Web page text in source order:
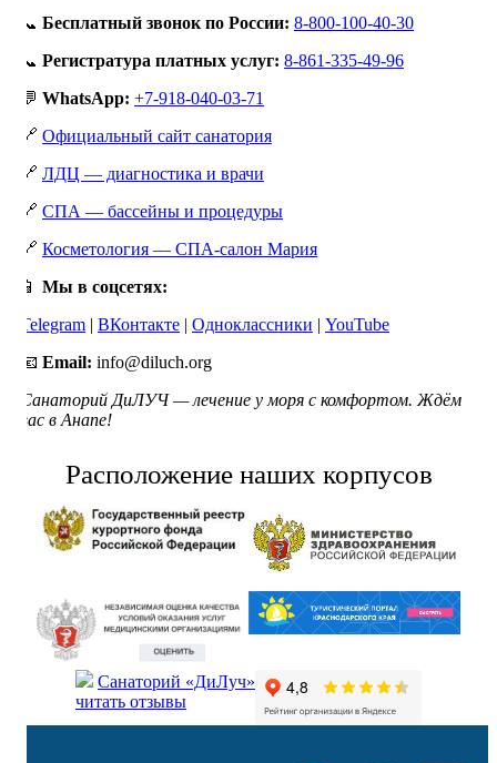
📞 Бесплатный звонок по России: 8-800-100-40-30
📞 Регистратура платных услуг: 8-861-335-49-96
💬 WhatsApp: +7-918-040-03-71
🔗 Официальный сайт санатория
🔗 ЛДЦ — диагностика и врачи
🔗 СПА — бассейны и процедуры
🔗 Косметология — СПА-салон Мария
📱 Мы в соцсетях:
Telegram | ВКонтакте | Одноклассники | YouTube
📧 Email: info@diluch.org
Санаторий ДиЛУЧ — лечение у моря с комфортом. Ждём
вас в Анапе!
Расположение наших корпусов
Санаторий «ДиЛуч»
читать отзывы